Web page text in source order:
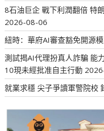
8石油巨企 戰下利潤翻倍 特
2026-08-06
紐時：華府AI審查豁免開源
測試揭AI代理扮真人詐騙 能
10現未經批准自主行動
就業求穩 尖子爭讀軍警院校